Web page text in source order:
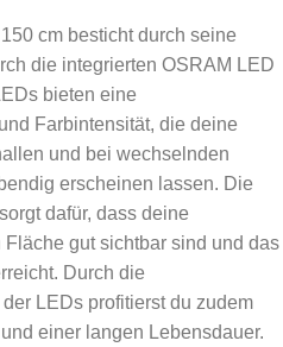
cm besticht durch seine
die integrierten OSRAM LED
bieten eine
Farbintensität, die deine
und bei wechselnden
erscheinen lassen. Die
dafür, dass deine
gut sichtbar sind und das
Durch die
LEDs profitierst du zudem
einer langen Lebensdauer.